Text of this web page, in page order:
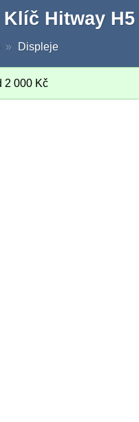
Hitway H5
» Displeje
2 000 Kč